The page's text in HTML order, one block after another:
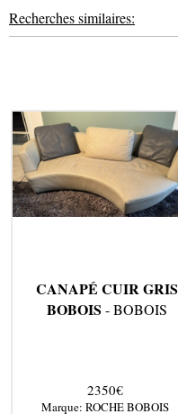
Recherches similaires:
CANAPÉ CUIR GRIS
BOBOIS - BOBOIS
2350€
Marque: ROCHE BOBOIS